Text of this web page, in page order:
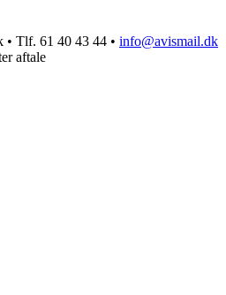
Tlf. 61 40 43 44 • info@avismail.dk
aftale